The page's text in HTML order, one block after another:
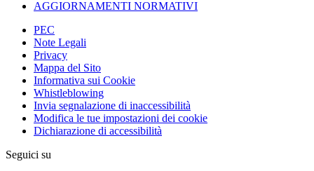
AGGIORNAMENTI NORMATIVI
PEC
Note Legali
Privacy
Mappa del Sito
Informativa sui Cookie
Whistleblowing
Invia segnalazione di inaccessibilità
Modifica le tue impostazioni dei cookie
Dichiarazione di accessibilità
Seguici su